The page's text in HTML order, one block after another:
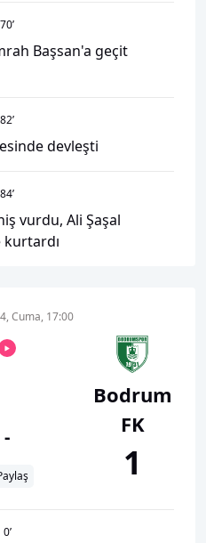
70’
Başsan'a geçit
82’
devleşti
84’
vurdu, Ali Şaşal
kurtardı
Cuma, 17:00
-
Bodrum
FK
1
0’